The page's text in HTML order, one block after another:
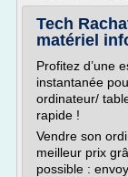
Tech
matériel
Profitez d’une
instantanée
ordinateur/
rapide !
Vendre son
meilleur prix
possible :